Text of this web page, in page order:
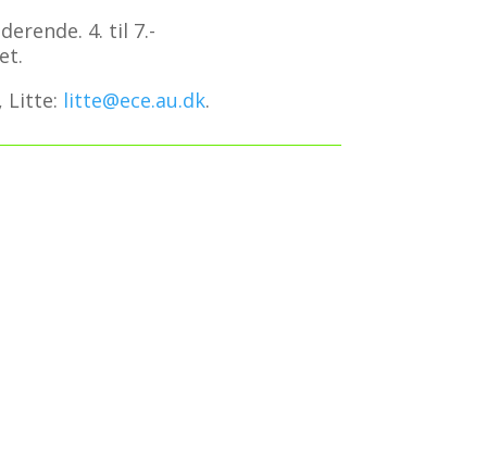
4. til 7.-
Litte: litte@ece.au.dk.